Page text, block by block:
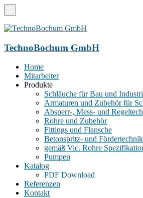
TechnoBochum GmbH
Home
Mitarbeiter
Produkte
Schläuche für Bau und
Armaturen und Zubehör für
Absperr-, Mess- und
Rohre und Zubehör
Fittings und Flansche
Betonspritz- und Fördertechnik
gemäß Vic. Rohre
Pumpen
Katalog
PDF Download
Referenzen
Kontakt